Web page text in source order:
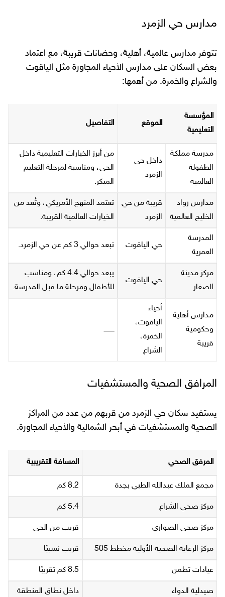
مدارس حي الزمرد
تتوفر مدارس عالمية، أهلية، وحضانات قريبة، مع اعتماد
بعض السكان على مدارس الأحياء المجاورة مثل الياقوت
والشراع والخمرة. من أهمها:
المؤسسة
التعليمية
الموقع التفاصيل
مدرسة مملكة
الطفولة
العالمية
داخل حي
الزمرد
من أبرز الخيارات التعليمية داخل
الحي، ومناسبة لمرحلة التعليم
المبكر.
مدارس رواد
الخليج العالمية
قريبة من حي
الزمرد
تعتمد المنهج الأمريكي، وتُعد من
الخيارات العالمية القريبة.
المدرسة
العمرية
حي الياقوت تبعد حوالي 3 كم عن حي الزمرد.
مركز مدينة
الصغار
حي الياقوت
يبعد حوالي 4.4 كم، ومناسب
للأطفال ومرحلة ما قبل المدرسة.
مدارس أهلية
وحكومية
قريبة
أحياء
الياقوت،
الخمرة،
الشراع
ــــــــــ
المرافق الصحية والمستشفيات
يستفيد سكان حي الزمرد من قربهم من عدد من المراكز
الصحية والمستشفيات في أبحر الشمالية والأحياء المجاورة.
المرفق الصحي المسافة التقريبية
مجمع الملك عبدالله الطبي بجدة 8.2 كم
مركز صحي الشراع 5.4 كم
مركز صحي الصواري قريب من الحي
مركز الرعاية الصحية الأولية مخطط 505 قريب نسبيًا
عيادات تطمن 8.5 كم تقريبًا
صيدلية الدواء داخل نطاق المنطقة